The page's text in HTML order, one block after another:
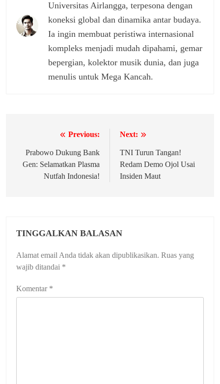
Universitas Airlangga, terpesona dengan
koneksi global dan dinamika antar budaya.
Ia ingin membuat peristiwa internasional
kompleks menjadi mudah dipahami, gemar
bepergian, kolektor musik dunia, dan juga
menulis untuk Mega Kancah.
pos
Previous:
Prabowo Dukung Bank
Gen: Selamatkan Plasma
Nutfah Indonesia!
Next:
TNI Turun Tangan!
Redam Demo Ojol Usai
Insiden Maut
TINGGALKAN BALASAN
Alamat email Anda tidak akan dipublikasikan. Ruas yang
wajib ditandai *
Komentar *